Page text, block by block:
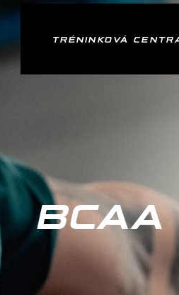
TRÉNINKOVÁ
BCAA